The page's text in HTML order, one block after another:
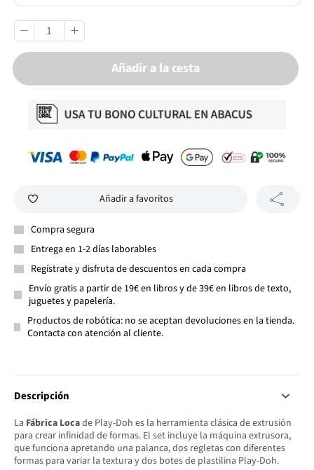
Añadir a la cesta
Añadir a favoritos
Compra segura
Entrega en 1-2 días laborables
Regístrate y disfruta de descuentos en cada compra
Envío gratis a partir de 19€ en libros y de 39€ en libros de texto,
juguetes y papelería.
Productos de robótica: no se aceptan devoluciones en la tienda.
Contacta con atención al cliente.
Descripción
La Fábrica Locade Play-Doh es la herramienta clásica de extrusión
para crear infinidad de formas. El set incluye la máquina extrusora,
que funciona apretando una palanca, dos regletas con diferentes
formas para variar la textura y dos botes de plastilina Play-Doh.